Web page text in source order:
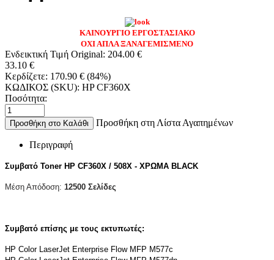
ΚΑΙΝΟΥΡΓΙΟ ΕΡΓΟΣΤΑΣΙΑΚΟ
ΟΧΙ ΑΠΛΑ ΞΑΝΑΓΕΜΙΣΜΕΝΟ
Ενδεικτική Τιμή Original: 204.00 €
33.10 €
Κερδίζετε: 170.90 € (84%)
ΚΩΔΙΚΟΣ (SKU): HP CF360X
Ποσότητα:
Προσθήκη στο Καλάθι Προσθήκη στη Λίστα Αγαπημένων
Περιγραφή
Συμβατό Toner HP CF360X / 508X - ΧΡΩΜΑ BLACK
Μέση Απόδοση: 12500 Σελίδες
Συμβατό επίσης με τους εκτυπωτές:
HP Color LaserJet Enterprise Flow MFP M577c